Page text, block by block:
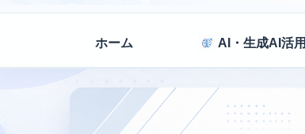
ホーム AI・生成AI活用